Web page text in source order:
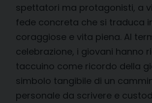
spettatori ma protagonisti, a
fede concreta che si traduca
coraggiose e vita piena. Al
celebrazione, i giovani hanno
taccuino come ricordo della
simbolo tangibile di un
personale da scrivere e